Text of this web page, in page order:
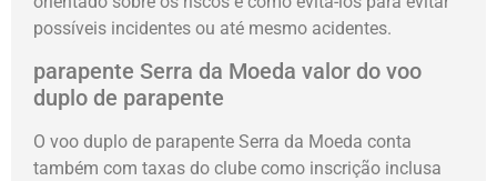
possíveis incidentes ou até mesmo acidentes.
parapente Serra da Moeda valor do voo
duplo de parapente
O voo duplo de parapente Serra da Moeda conta
também com taxas do clube como inscrição inclusa